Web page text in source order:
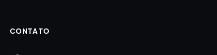
CONTATO